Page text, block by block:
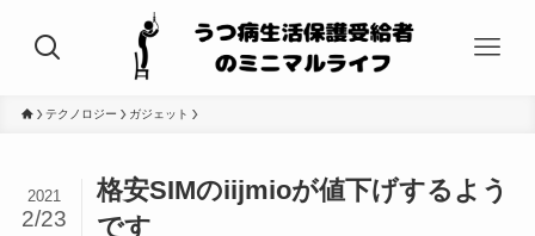
テクノロジー ガジェット
格安SIMのiijmioが値下げするよう
です
2021
2/23